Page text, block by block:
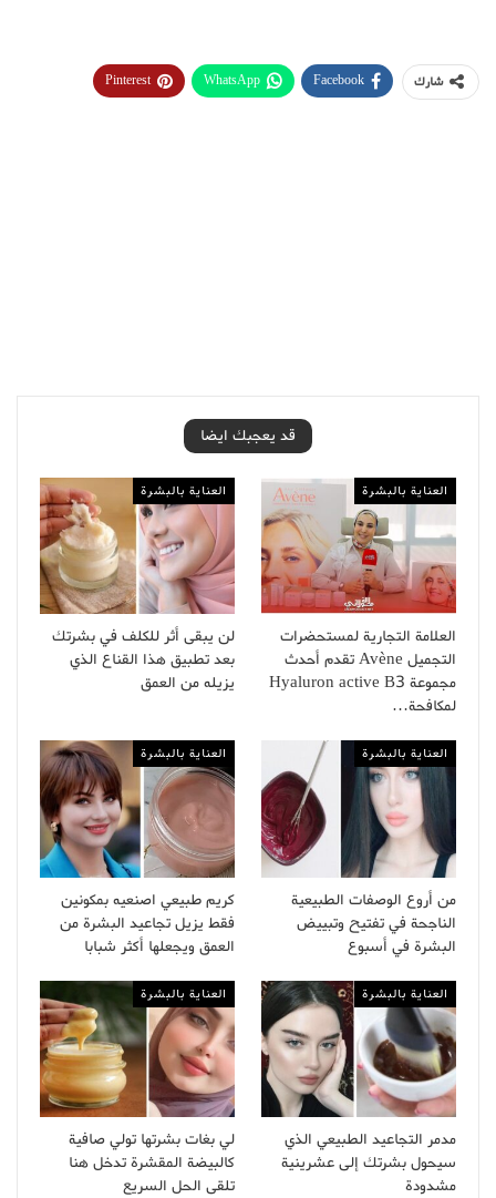
شارك Facebook
WhatsApp
Pinterest
قد يعجبك ايضا
العناية بالبشرة
العلامة التجارية لمستحضرات
التجميل Avène تقدم أحدث
مجموعة Hyaluron active B3
لمكافحة…
العناية بالبشرة
لن يبقى أثر للكلف في بشرتك
بعد تطبيق هذا القناع الذي
يزيله من العمق
العناية بالبشرة
من أروع الوصفات الطبيعية
الناجحة في تفتيح وتبييض
البشرة في أسبوع
العناية بالبشرة
كريم طبيعي اصنعيه بمكونين
فقط يزيل تجاعيد البشرة من
العمق ويجعلها أكثر شبابا
العناية بالبشرة
مدمر التجاعيد الطبيعي الذي
سيحول بشرتك إلى عشرينية
مشدودة
العناية بالبشرة
لي بغات بشرتها تولي صافية
كالبيضة المقشرة تدخل هنا
تلقى الحل السريع